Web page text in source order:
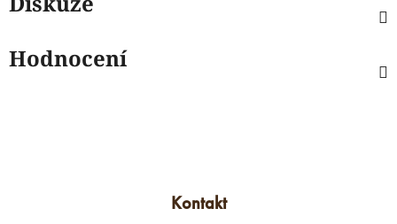
Hodnocení
Kontakt